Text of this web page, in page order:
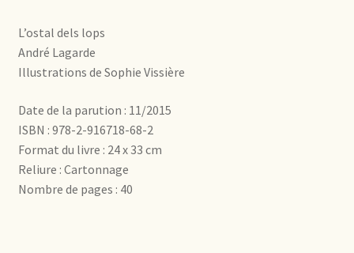
L’ostal dels lops
André Lagarde
Illustrations de Sophie Vissière
Date de la parution : 11/2015
ISBN : 978-2-916718-68-2
Format du livre : 24 x 33 cm
Reliure : Cartonnage
Nombre de pages : 40